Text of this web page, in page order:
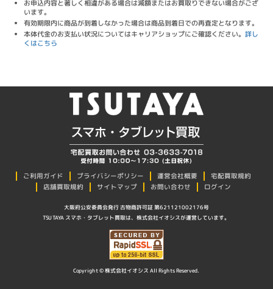
お申込内容と著しく相違がある場合は減額またはお買取りできない場合がござ
います。
有効期限内に商品が到着しなかった場合は商品到着日での再査定となります。
本体代金のお支払い状況についてはキャリアショップにご確認ください。詳し
くはこちら
ご利用ガイド プライバシーポリシー 運営会社概要
宅配買取規約
店舗買取規約
サイトマップ お問い合わせ ログイン
大阪府公安委員会発行 古物商許可証 第621121002176号
TSUTAYA スマホ・タブレット買取は、株式会社イオシスが運営しています。
Copyright © 株式会社イオシス All Rights Reserved.